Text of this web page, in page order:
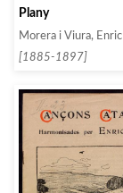
Plany
Morera i Viura, Enric
[1885-1897]